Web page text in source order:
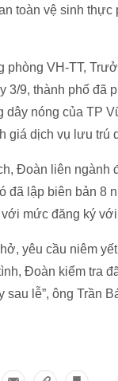
toàn vệ sinh
phòng VH-TT,
3/9, thành phố đã
nóng của TP
giá dịch vụ lưu
Đoàn liên ngành
đã lập biên bản 8
mức đăng ký
yêu cầu niêm
Đoàn kiểm tra
sau lễ”, ông Trần